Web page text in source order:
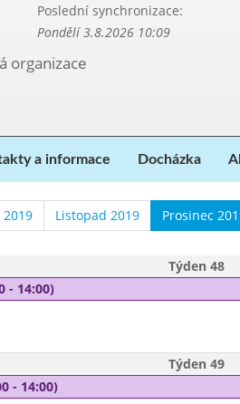
Poslední synchronizace:
Pondělí 3.8.2026 10:09
organizace
a informace Docházka
2019 Listopad 2019 Prosinec
Týden 48
- 14:00)
Týden 49
- 14:00)